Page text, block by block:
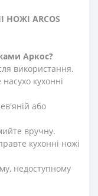
ARCOS
Аркос?
використання.
кухонні
або
вручну.
кухонні ножі
недоступному